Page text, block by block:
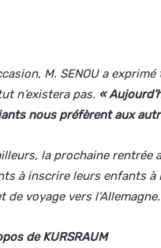
M. SENOU a
n’existera pas. «
nous préfèrent aux
la prochaine rentrée
à inscrire leurs enfants à
de voyage vers l’Allemagne.
de KURSRAUM